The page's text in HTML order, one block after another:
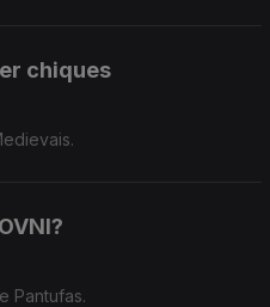
chiques
Pantufas.